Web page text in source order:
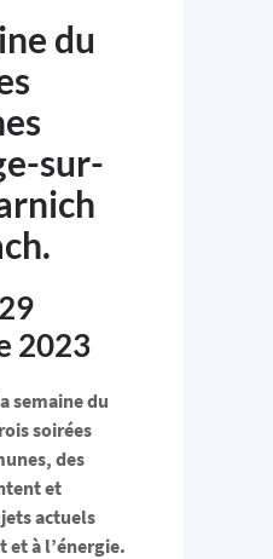
du
sur-
2023
semaine du
soirées
des
et
actuels
et à l’énergie.